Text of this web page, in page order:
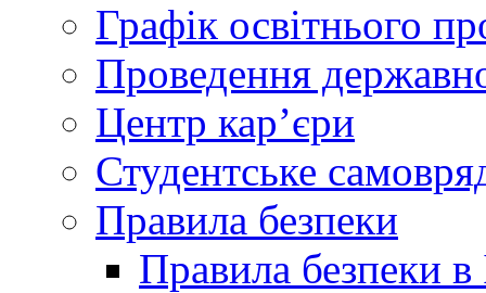
Графік освітнього
Проведення
Центр кар’єри
Студентське
Правила безпеки
Правила безпеки в